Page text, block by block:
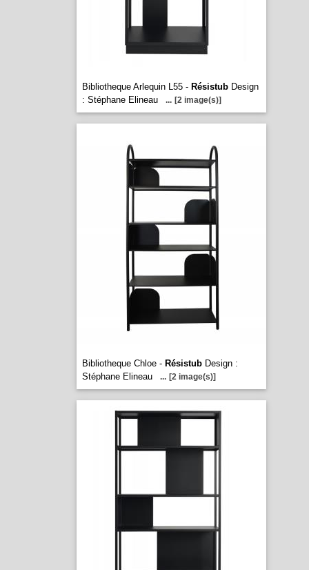
Bibliotheque Arlequin L55 - RésistubDesign
: Stéphane Elineau
... [2 image(s)]
Bibliotheque Chloe - RésistubDesign :
Stéphane Elineau
... [2 image(s)]